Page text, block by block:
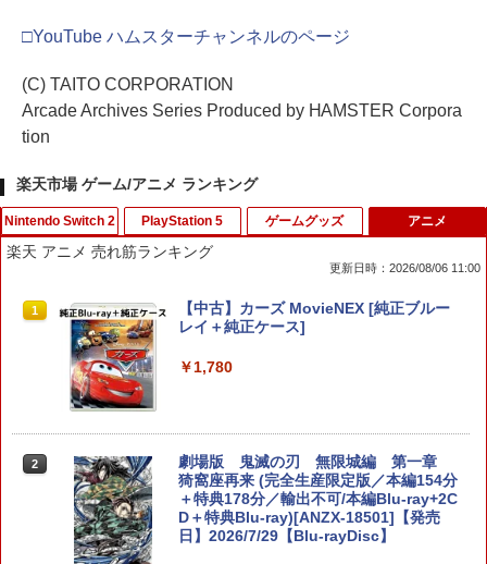
□YouTube ハムスターチャンネルのページ
(C) TAITO CORPORATION
Arcade Archives Series Produced by HAMSTER Corpora
tion
楽天市場 ゲーム/アニメ ランキング
Nintendo Switch 2
1
Switch2 冷却ファン Nintendo switch 2
ドック 対応 スイッチ2 NS2 ドック 放熱
圧送式 デュアルターボファン 自動ON/O
￥2,999
任天堂純正品 Nintendo Switch タッチ
PlayStation 5
1
【中古】【18歳以上対象】Saints Row
(セインツロウ)ソフト:プレイステーショ
2
【大容量】SILENT HILL f PS5対応 LIP1
708 互換 バッテリー【PSE基準検品】ワ
イヤレスコントローラー SONY対応 ロワ
ジャパン アストロボット Destiny 2
ゲームグッズ
1 【中古】ドラゴンシャドウスペル
2
【中古】ハッピープライスセレクション
ルイージマンション2
￥382
アニメ
楽天 アニメ 売れ筋ランキング
更新日時：2026/08/06 11:00
1
【中古】カーズ MovieNEX [純正ブルー
レイ＋純正ケース]
￥1,780
2
劇場版 鬼滅の刃 無限城編 第一章
猗窩座再来 (完全生産限定版／本編154分
＋特典178分／輸出不可/本編Blu-ray+2C
D＋特典Blu-ray)[ANZX-18501]【発売
日】2026/7/29【Blu-rayDisc】